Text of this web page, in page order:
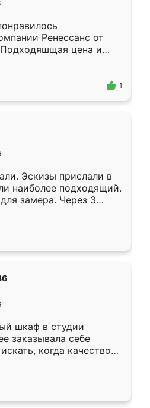
Ренессанс от
цена и
Приехавший
Владислав
эскизу самый
1
Эскизы прислали в
наиболее подходящий.
замера. Через 3
готова. Остались
Спасибо Ренессанс
работу!
шкаф в студии
заказывала себе
когда качеством
кухня уже почти
нет.